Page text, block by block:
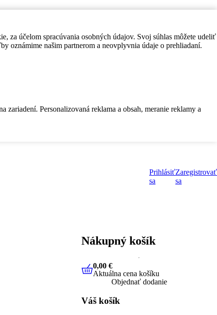
za účelom spracúvania osobných údajov. Svoj súhlas môžete udeliť
oznámime našim partnerom a neovplyvnia údaje o prehliadaní.
Personalizovaná reklama a obsah, meranie reklamy a
Prihlásiť
sa
Zaregistrovať
sa
Nákupný košík
0,00 €Aktuálna cena košíku
0,00 €
Aktuálna cena košíku
Objednať dodanie
Váš košík